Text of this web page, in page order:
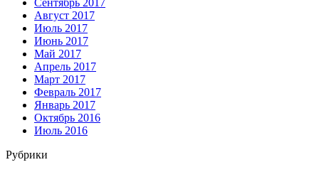
Сентябрь 2017
Август 2017
Июль 2017
Июнь 2017
Май 2017
Апрель 2017
Март 2017
Февраль 2017
Январь 2017
Октябрь 2016
Июль 2016
Рубрики